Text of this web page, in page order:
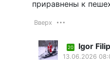
приравнены к
Вверх
20 Igor
13.06.2026